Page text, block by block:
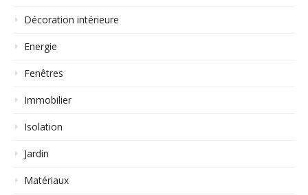
Décoration intérieure
Energie
Fenêtres
Immobilier
Isolation
Jardin
Matériaux